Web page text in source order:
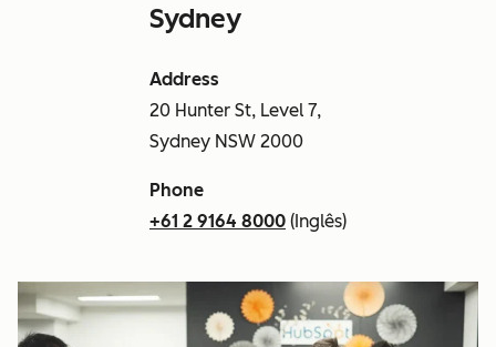
Sydney
Address
20 Hunter St, Level 7,
Sydney NSW 2000
Phone
+61 2 9164 8000 (Inglês)